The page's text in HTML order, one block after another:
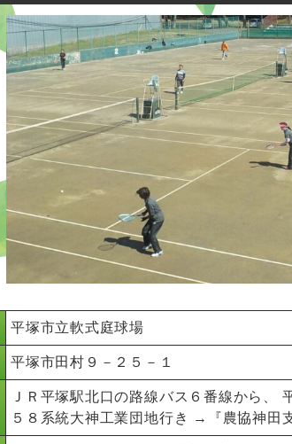
平塚市立軟式庭球場
平塚市田村９－２５－１
ＪＲ平塚駅北口の路線バス６番線から、
５８系統大神工業団地行き →『農協神田